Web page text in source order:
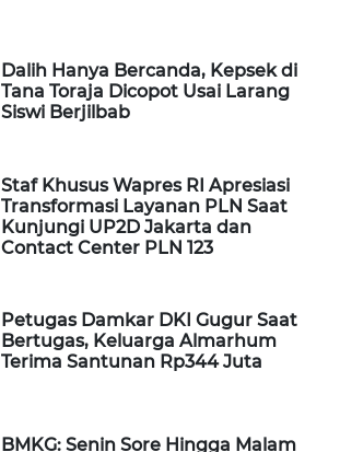
Dalih Hanya Bercanda, Kepsek di
Tana Toraja Dicopot Usai Larang
Siswi Berjilbab
Staf Khusus Wapres RI Apresiasi
Transformasi Layanan PLN Saat
Kunjungi UP2D Jakarta dan
Contact Center PLN 123
Petugas Damkar DKI Gugur Saat
Bertugas, Keluarga Almarhum
Terima Santunan Rp344 Juta
BMKG: Senin Sore Hingga Malam